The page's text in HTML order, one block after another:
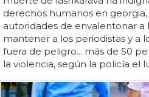
derechos humanos en
autoridades de envalentonar a
mantener a los periodistas y a
fuera de peligro... más de 50
la violencia, según la policía el